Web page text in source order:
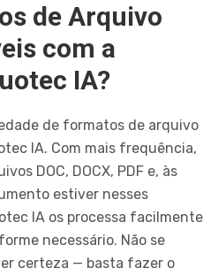
de Arquivo
com a
IA?
de formatos de arquivo
IA. Com mais frequência,
DOC, DOCX, PDF e, às
estiver nesses
IA os processa facilmente
necessário. Não se
certeza — basta fazer o